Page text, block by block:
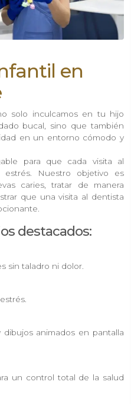
en
solo inculcamos en tu hijo
bucal, sino que también
en un entorno cómodo y
para que cada visita al
Nuestro objetivo es
caries, tratar de manera
que una visita al dentista
destacados:
sin taladro ni dolor.
animados en pantalla
un control total de la salud